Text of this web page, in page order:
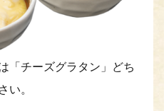
「チーズグラタン」どち
い。